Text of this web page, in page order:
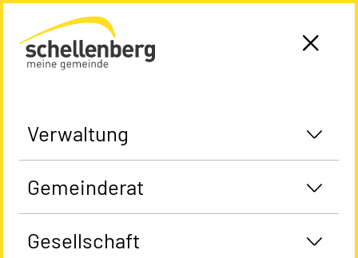
Gemeinde Schellenberg Startseite
Verwaltung
Gemeinderat
Gesellschaft